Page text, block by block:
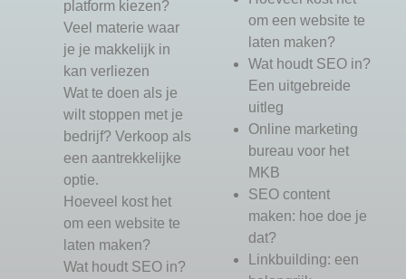
platform kiezen?
Veel materie waar
je je makkelijk in
kan verliezen
Wat te doen als je
wilt stoppen met je
bedrijf? Verkoop als
een aantrekkelijke
optie.
Hoeveel kost het
om een website te
laten maken?
Wat houdt SEO in?
om een website te
laten maken?
Wat houdt SEO in?
Een uitgebreide
uitleg
Online marketing
bureau voor het
MKB
SEO content
maken: hoe doe je
dat?
Linkbuilding: een